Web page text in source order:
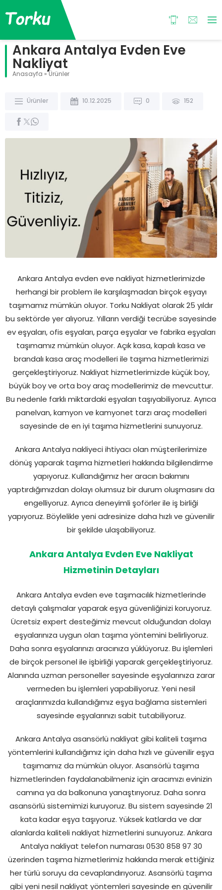
Ankara Antalya Evden Eve
Nakliyat
Anasayfa » Ürünler
Ürünler 10.12.2025 0 152
Ankara Antalya evden eve nakliyat hizmetlerimizde
herhangi bir problem ile karşılaşmadan birçok eşyayı
taşımamız mümkün oluyor. Torku Nakliyat olarak 25 yıldır
bu sektörde yer alıyoruz. Yılların verdiği tecrübe sayesinde
ev eşyaları, ofis eşyaları, parça eşyalar ve fabrika eşyaları
taşımamız mümkün oluyor. Açık kasa, kapalı kasa ve
brandalı kasa araç modelleri ile taşıma hizmetlerimizi
gerçekleştiriyoruz. Nakliyat hizmetlerimizde küçük boy,
büyük boy ve orta boy araç modellerimiz de mevcuttur.
Bu nedenle farklı miktardaki eşyaları taşıyabiliyoruz. Ayrıca
panelvan, kamyon ve kamyonet tarzı araç modelleri
sayesinde de en iyi taşıma hizmetlerini sunuyoruz.
Ankara Antalya nakliyeci ihtiyacı olan müşterilerimize
dönüş yaparak taşıma hizmetleri hakkında bilgilendirme
yapıyoruz. Kullandığımız her aracın bakımını
yaptırdığımızdan dolayı olumsuz bir durum oluşmasını da
engelliyoruz. Ayrıca deneyimli şoförler ile iş birliği
yapıyoruz. Böylelikle yeni adresinize daha hızlı ve güvenilir
bir şekilde ulaşabiliyoruz.
Ankara Antalya Evden Eve Nakliyat
Hizmetinin Detayları
Ankara Antalya evden eve taşımacılık hizmetlerinde
detaylı çalışmalar yaparak eşya güvenliğinizi koruyoruz.
Ücretsiz expert desteğimiz mevcut olduğundan dolayı
eşyalarınıza uygun olan taşıma yöntemini belirliyoruz.
Daha sonra eşyalarınızı aracınıza yüklüyoruz. Bu işlemleri
de birçok personel ile işbirliği yaparak gerçekleştiriyoruz.
Alanında uzman personeller sayesinde eşyalarınıza zarar
vermeden bu işlemleri yapabiliyoruz. Yeni nesil
araçlarımızda kullandığımız eşya bağlama sistemleri
sayesinde eşyalarınızı sabit tutabiliyoruz.
Ankara Antalya asansörlü nakliyat gibi kaliteli taşıma
yöntemlerini kullandığımız için daha hızlı ve güvenilir eşya
taşımamız da mümkün oluyor. Asansörlü taşıma
hizmetlerinden faydalanabilmeniz için aracımızı evinizin
camına ya da balkonuna yanaştırıyoruz. Daha sonra
asansörlü sistemimizi kuruyoruz. Bu sistem sayesinde 21
kata kadar eşya taşıyoruz. Yüksek katlarda ve dar
alanlarda kaliteli nakliyat hizmetlerini sunuyoruz. Ankara
Antalya nakliyat telefon numarası 0530 858 97 30
üzerinden taşıma hizmetlerimiz hakkında merak ettiğiniz
her türlü soruyu da cevaplandırıyoruz. Asansörlü taşıma
gibi yeni nesil nakliyat yöntemleri sayesinde en güvenilir